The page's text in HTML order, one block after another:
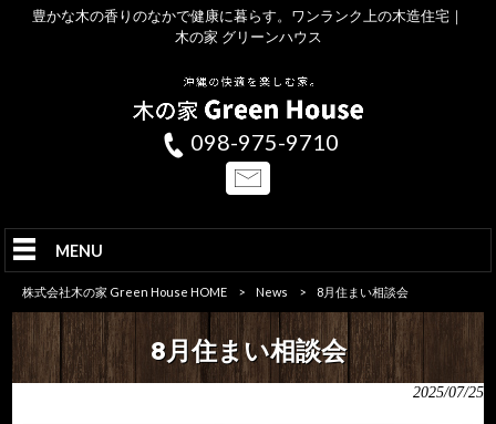
豊かな木の香りのなかで健康に暮らす。ワンランク上の木造住宅｜
木の家 グリーンハウス
098-975-9710
MENU
株式会社木の家 Green House HOME > News > 8月住まい相談会
8月住まい相談会
2025/07/25